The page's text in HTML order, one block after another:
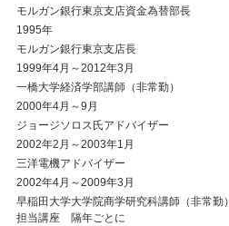
モルガン銀行東京支店資金為替部長
1995年
モルガン銀行東京支店長
1999年4月～2012年3月
一橋大学経済学部講師（非常勤）
2000年4月～9月
ジョージソロス氏アドバイザー
2002年2月～2003年1月
三洋電機アドバイザー
2002年4月～2009年3月
早稲田大学大学院商学研究科講師（非常勤）
担当講座 隔年ごとに